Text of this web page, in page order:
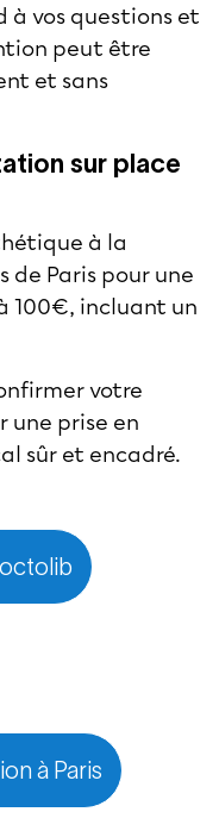
à vos questions et
peut être
et sans
sur place
à la
de Paris pour une
100€, incluant un
votre
une prise en
sûr et encadré.
à Paris